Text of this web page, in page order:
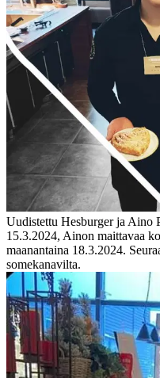
Uudistettu Hesburger ja Aino
15.3.2024, Ainon maittavaa
maanantaina 18.3.2024.
somekanavilta.